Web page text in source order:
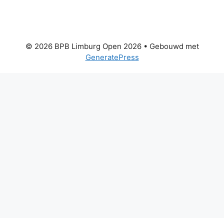
© 2026 BPB Limburg Open 2026• Gebouwd met
GeneratePress